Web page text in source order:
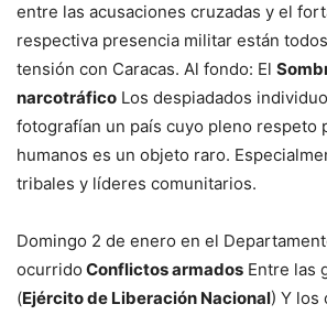
entre las acusaciones cruzadas y el
respectiva presencia militar están
tensión con Caracas. Al fondo: El
narcotráfico Los despiadados
fotografían un país cuyo pleno respeto
humanos es un objeto raro.
tribales y líderes comunitarios.
Domingo 2 de enero en el
ocurrido Conflictos armados Entre las
(Ejército de Liberación Nacional) Y los